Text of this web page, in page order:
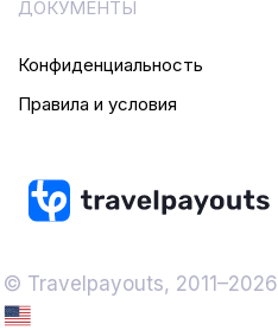
ДОКУМЕНТЫ
Конфиденциальность
Правила и условия
© Travelpayouts, 2011–2026